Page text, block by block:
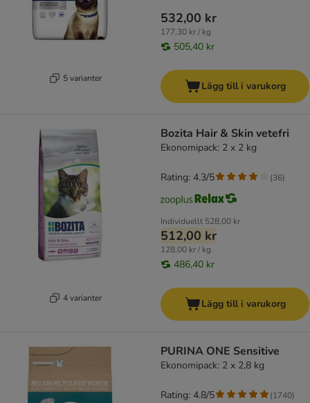
5 varianter
532,00 kr
177,30 kr / kg
505,40 kr
Lägg till i varukorg
4 varianter
Bozita Hair & Skin vetefri
Ekonomipack: 2 x 2 kg
Individuellt 528,00 kr
512,00 kr
128,00 kr / kg
486,40 kr
Rating: 4.3/5 (36)
Lägg till i varukorg
PURINA ONE Sensitive
Ekonomipack: 2 x 2,8 kg
Rating: 4.8/5 (1740)